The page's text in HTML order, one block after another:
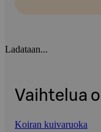
Ladataan...
Vaihtelua
Koiran kuivaruoka